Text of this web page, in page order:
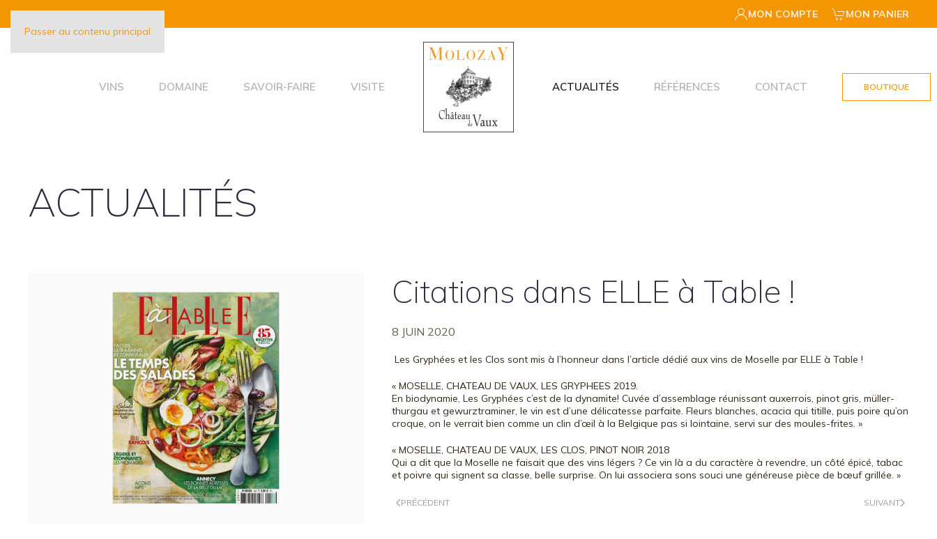
Passer au contenu principal
MON COMPTE MON PANIER
VINS DOMAINE SAVOIR-FAIRE VISITE ACTUALITÉS RÉFÉRENCES CONTACT BOUTIQUE
ACTUALITÉS
Citations dans ELLE à Table !
8 JUIN 2020
Les Gryphées et les Clos sont mis à l’honneur dans l’article dédié aux vins de Moselle par ELLE à Table !
« MOSELLE, CHATEAU DE VAUX, LES GRYPHEES 2019.
En biodynamie, Les Gryphées c’est de la dynamite! Cuvée d’assemblage réunissant auxerrois, pinot gris, müller-
thurgau et gewurztraminer, le vin est d’une délicatesse parfaite. Fleurs blanches, acacia qui titille, puis poire qu’on
croque, on le verrait bien comme un clin d’œil à la Belgique pas si lointaine, servi sur des moules-frites. »
« MOSELLE, CHATEAU DE VAUX, LES CLOS, PINOT NOIR 2018
Qui a dit que la Moselle ne faisait que des vins légers ? Ce vin là a du caractère à revendre, un côté épicé, tabac
et poivre qui signent sa classe, belle surprise. On lui associera sons souci une généreuse pièce de bœuf grillée. »
PRÉCÉDENT SUIVANT